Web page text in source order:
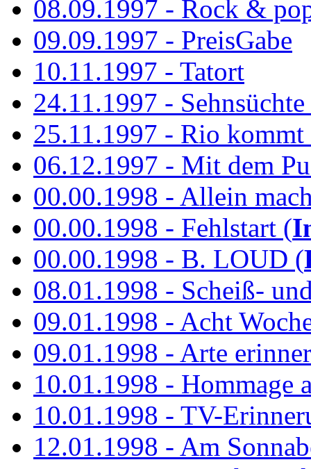
08.09.1997 - Rock &
09.09.1997 - PreisGabe
10.11.1997 - Tatort
24.11.1997 -
25.11.1997 - Rio kommt
06.12.1997 - Mit dem
00.00.1998 - Allein
00.00.1998 - Fehlstart (
00.00.1998 - B. LOUD (
08.01.1998 - Scheiß-
09.01.1998 - Acht
09.01.1998 - Arte
10.01.1998 - Hommage
10.01.1998 - TV-
12.01.1998 - Am